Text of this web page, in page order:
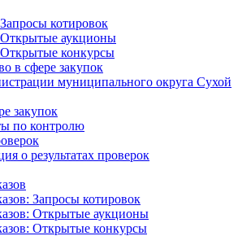
Запросы котировок
Открытые аукционы
Открытые конкурсы
в сфере закупок
муниципального округа Сухой
закупок
по контролю
о результатах проверок
Запросы котировок
Открытые аукционы
Открытые конкурсы